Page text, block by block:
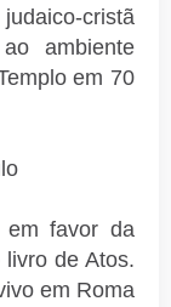
cristã
ambiente
em 70
em favor da
de Atos.
em Roma